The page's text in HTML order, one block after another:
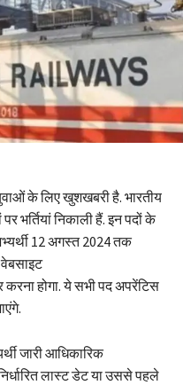
के लिए खुशखबरी है. भारतीय
भर्तियां निकाली हैं. इन पदों के
12 अगस्त 2024 तक
करना होगा. ये सभी पद अपरेंटिस
जारी आधिकारिक
लास्ट डेट या उससे पहले